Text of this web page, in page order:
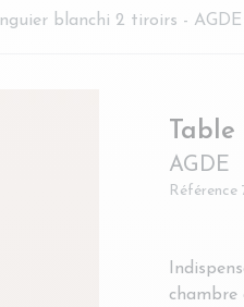
blanchi 2 tiroirs - AGDE
AGDE
Référence
chambre